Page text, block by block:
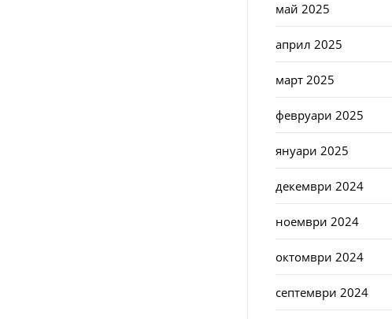
май 2025
април 2025
март 2025
февруари 2025
януари 2025
декември 2024
ноември 2024
октомври 2024
септември 2024